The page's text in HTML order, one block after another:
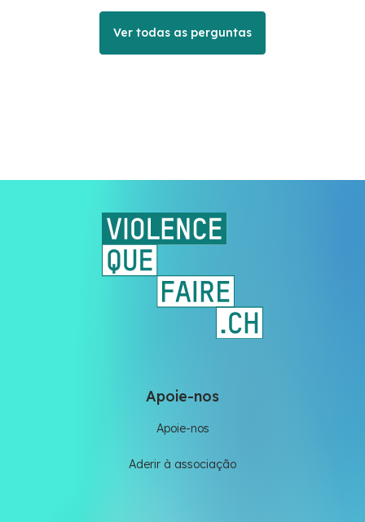
Ver todas as perguntas
Apoie-nos
Apoie-nos
Aderir à associação